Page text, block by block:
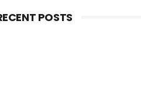
POSTS